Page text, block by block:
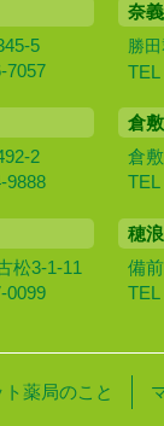
5
7057
奈
勝
TEL
2
9888
倉
倉
TEL
松3-1-11
0099
穂
備
TEL
薬局のこと